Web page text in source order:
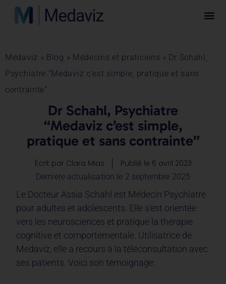
Medaviz » Blog » Médecins et praticiens » Dr Schahl,
Psychiatre “Medaviz c’est simple, pratique et sans
contrainte”
Dr Schahl, Psychiatre
“Medaviz c’est simple,
pratique et sans contrainte”
Écrit par Clara Mias Publié le 6 avril 2023
Dernière actualisation le 2 septembre 2025
Le Docteur Assia Schahl est Médecin Psychiatre
pour adultes et adolescents. Elle s’est orientée
vers les neurosciences et pratique la thérapie
cognitive et comportementale. Utilisatrice de
Medaviz, elle a recours à la téléconsultation avec
ses patients. Voici son témoignage.